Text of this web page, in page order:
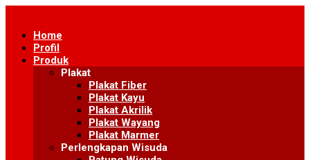
contentHome
Profil
Produk
Plakat
Plakat Fiber
Plakat Kayu
Plakat Akrilik
Plakat Wayang
Plakat Marmer
Perlengkapan Wisuda